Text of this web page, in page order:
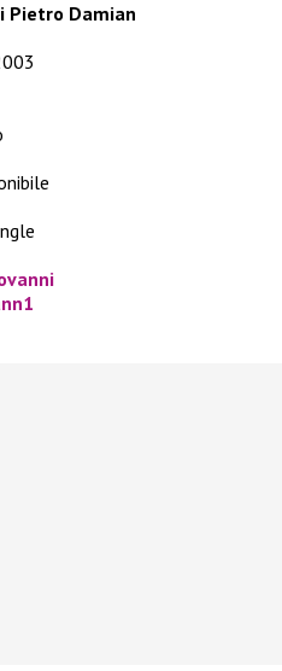
Pietro Damian